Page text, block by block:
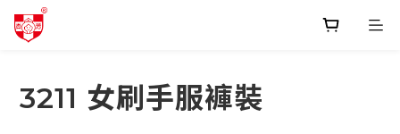
3211 女刷手服褲裝